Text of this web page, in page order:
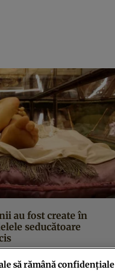
au fost create în
seducătoare
să rămână confidențiale